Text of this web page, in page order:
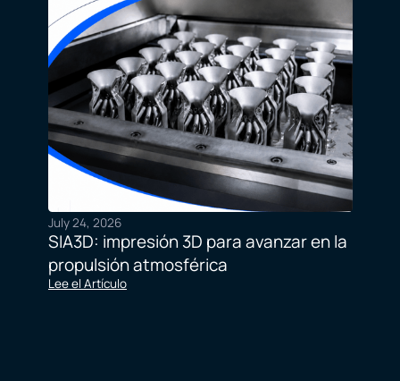
July 24, 2026
SIA3D: impresión 3D para avanzar en la
propulsión atmosférica
Lee el Artículo